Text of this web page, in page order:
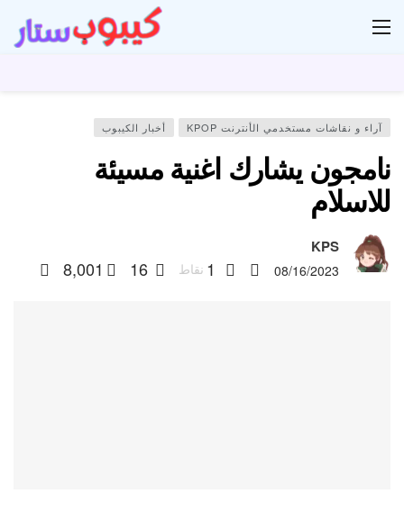
آراء و نقاشات مستخدمي الأنترنت KPOP أخبار الكيبوب
نامجون يشارك اغنية مسيئة
للاسلام
KPS
08/16/2023
1 نقاط 16
8,001